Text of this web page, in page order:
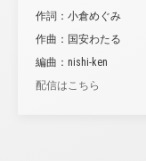
作詞：小倉めぐみ
作曲：国安わたる
編曲：nishi-ken
配信はこちら